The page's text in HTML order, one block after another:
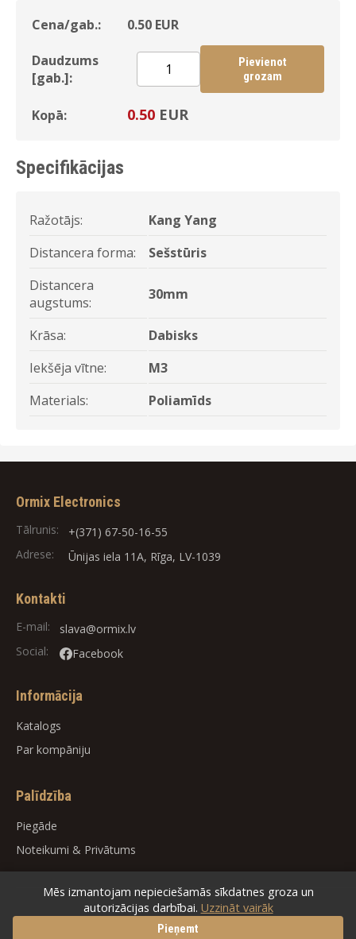
Cena/gab.: 0.50 EUR
Daudzums
[gab.]:
Pievienot
grozam
Kopā: 0.50 EUR
Specifikācijas
Ražotājs:
Kang Yang
Distancera forma:
Sešstūris
Distancera
augstums:
30mm
Krāsa:
Dabisks
Iekšēja vītne:
M3
Materials:
Poliamīds
Ormix Electronics
Tālrunis:
+(371) 67-50-16-55
Adrese:
Ūnijas iela 11A, Rīga, LV-1039
Kontakti
E-mail:
slava@ormix.lv
Social:
Facebook
Informācija
Katalogs
Par kompāniju
Palīdzība
Piegāde
Noteikumi & Privātums
ORMIX . All rights reserved.
Mēs izmantojam nepieciešamās sīkdatnes groza un
autorizācijas darbībai. Uzzināt vairāk
Pieņemt